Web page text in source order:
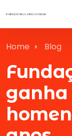
Home Blog
ganha